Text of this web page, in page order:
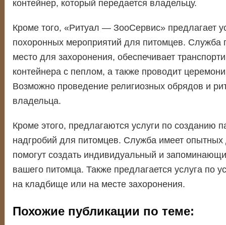
контейнер, который передается владельцу.
Кроме того, «Ритуал — ЗооСервис» предлагает
похоронных мероприятий для питомцев. Служба
место для захоронения, обеспечивает
контейнера с пеплом, а также проводит
Возможно проведение религиозных обрядов и
владельца.
Кроме этого, предлагаются услуги по созданию
надгробий для питомцев. Служба имеет опытных
помогут создать индивидуальный и
вашего питомца. Также предлагается услуга по
на кладбище или на месте захоронения.
Похожие публикации по теме: